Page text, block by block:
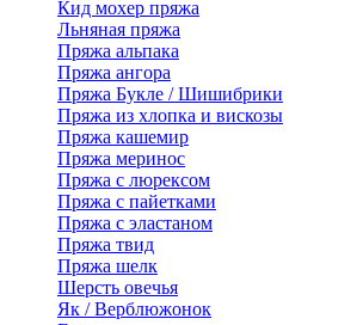
Кид мохер пряжа
Льняная пряжа
Пряжа альпака
Пряжа ангора
Пряжа Букле / Шишибрики
Пряжа из хлопка и вискозы
Пряжа кашемир
Пряжа меринос
Пряжа с люрексом
Пряжа с пайетками
Пряжа с эластаном
Пряжа твид
Пряжа шелк
Шерсть овечья
Як / Верблюжонок